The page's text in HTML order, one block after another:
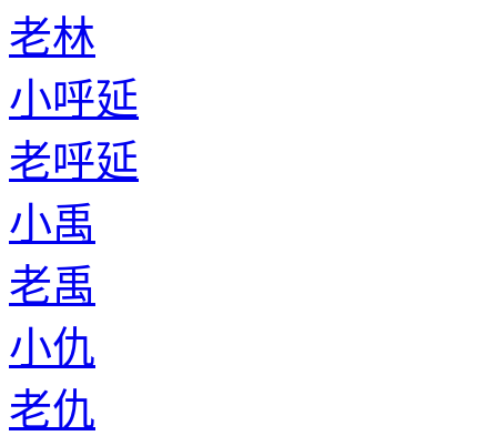
老林
小呼延
老呼延
小禹
老禹
小仇
老仇